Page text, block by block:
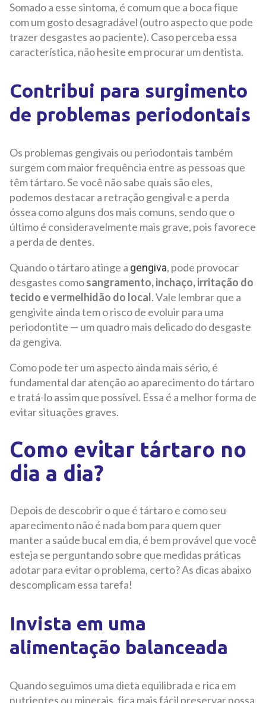
Somado a esse sintoma, é comum que a boca fique
com um gosto desagradável (outro aspecto que pode
trazer desgastes ao paciente). Caso perceba essa
característica, não hesite em procurar um dentista.
Contribui para surgimento
de problemas periodontais
Os problemas gengivais ou periodontais também
surgem com maior frequência entre as pessoas que
têm tártaro. Se você não sabe quais são eles,
podemos destacar a retração gengival e a perda
óssea como alguns dos mais comuns, sendo que o
último é consideravelmente mais grave, pois favorece
a perda de dentes.
Quando o tártaro atinge a gengiva, pode provocar
desgastes comosangramento, inchaço, irritação do
tecido e vermelhidão do local. Vale lembrar que a
gengivite ainda tem o risco de evoluir para uma
periodontite — um quadro mais delicado do desgaste
da gengiva.
Como pode ter um aspecto ainda mais sério, é
fundamental dar atenção ao aparecimento do tártaro
e tratá-lo assim que possível. Essa é a melhor forma de
evitar situações graves.
Como evitar tártaro no
dia a dia?
Depois de descobrir o que é tártaro e como seu
aparecimento não é nada bom para quem quer
manter a saúde bucal em dia, é bem provável que você
esteja se perguntando sobre que medidas práticas
adotar para evitar o problema, certo? As dicas abaixo
descomplicam essa tarefa!
Invista em uma
alimentação balanceada
Quando seguimos uma dieta equilibrada e rica em
nutrientes ou minerais, fica mais fácil preservar nossa